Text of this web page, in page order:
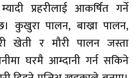
प्रहरीलाई आकर्षित गर्ने
कुखुरा पालन, बाख्रा पालन,
खेती र मौरी पालन जस्ता
घरमै आम्दानी गर्न सकिने